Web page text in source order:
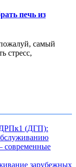
печь из
самый
стресс,
ДРПк1 (ДГП):
современные
зарубежных